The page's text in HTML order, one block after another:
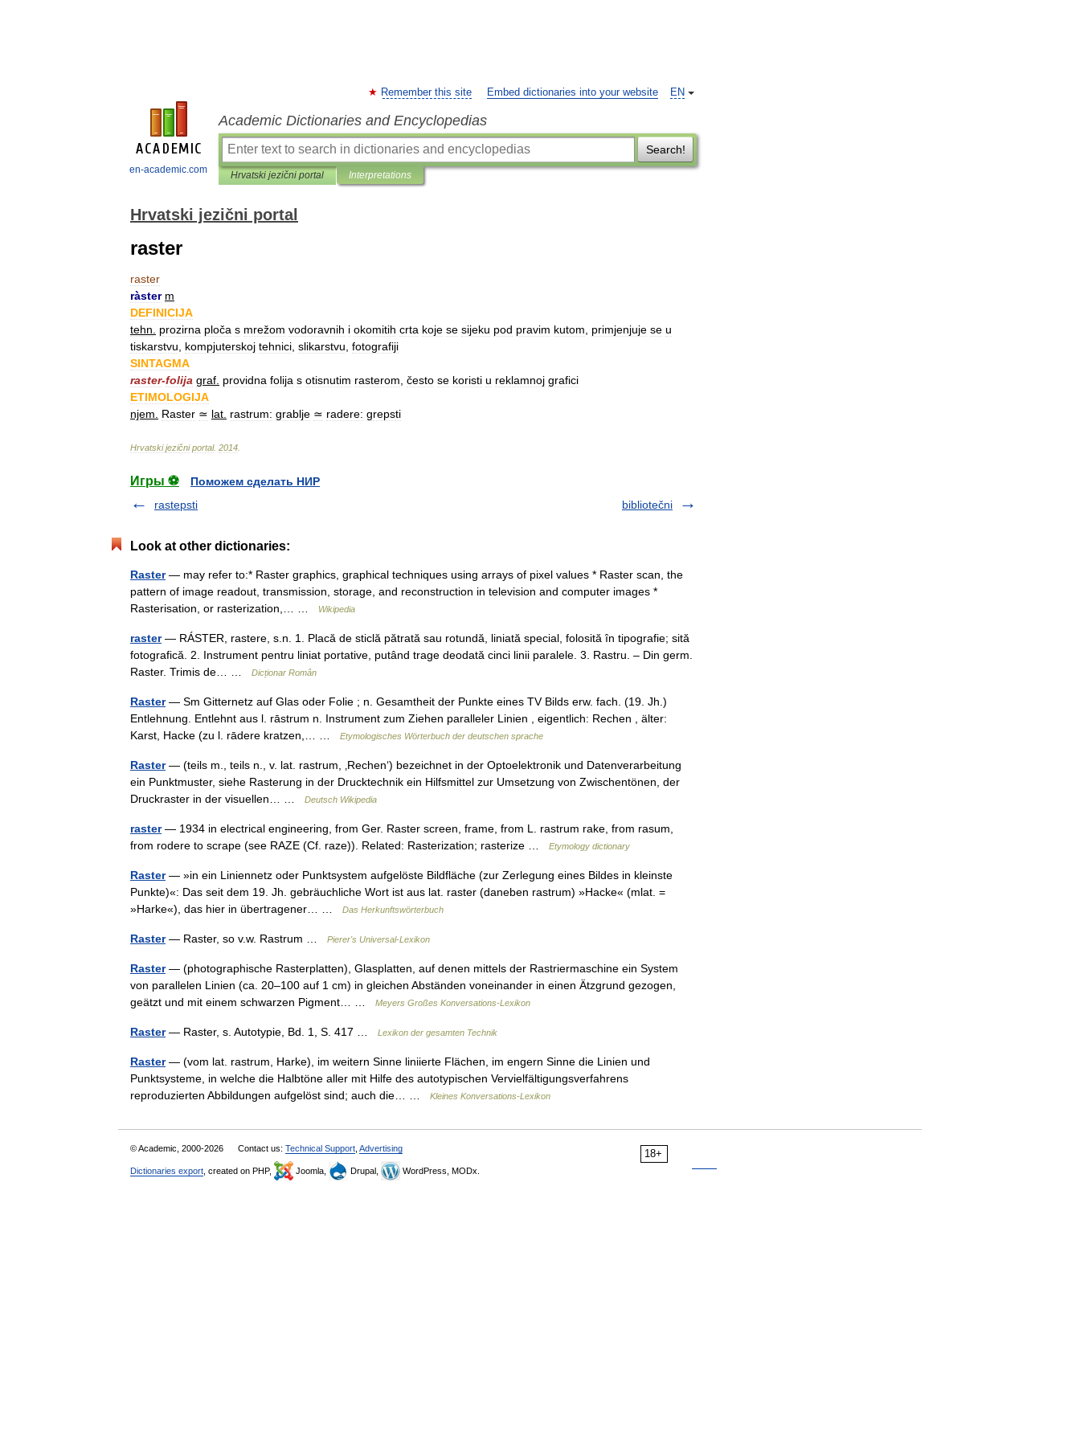
en-academic.com
EN
Remember this site Embed dictionaries into your website
Academic Dictionaries and Encyclopedias
Search!
Hrvatski jezični portal Interpretations
Hrvatski jezični portal
raster
raster
ràster m
DEFINICIJA
tehn
prozirna ploča s mrežom vodoravnih i okomitih crta koje se sijeku pod pravim kutom primjenjuje se u
tiskarstvu
kompjuterskoj tehnici slikarstvu fotografiji
SINTAGMA
raster-folija graf providna folija s otisnutim rasterom često se koristi u reklamnoj grafici
ETIMOLOGIJA
njem
Raster ≃ lat rastrum: grablje ≃ radere: grepsti
Hrvatski jezični portal. 2014
Игры ⚽
Поможем сделать НИР
rastepsti
bibliotečni
Look at other dictionaries:
Raster— may refer to:* Raster graphics, graphical techniques using arrays of pixel values * Raster scan, the
pattern of image readout, transmission, storage, and reconstruction in television and computer images *
Rasterisation, or rasterization,… …
Wikipedia
raster— RÁSTER, rastere, s.n. 1. Placă de sticlă pătrată sau rotundă, liniată special, folosită în tipografie; sită
fotografică. 2. Instrument pentru liniat portative, putând trage deodată cinci linii paralele. 3. Rastru. – Din germ.
Raster. Trimis de… …
Dicționar Român
Raster— Sm Gitternetz auf Glas oder Folie ; n. Gesamtheit der Punkte eines TV Bilds erw. fach. (19. Jh.)
Entlehnung. Entlehnt aus l. rāstrum n. Instrument zum Ziehen paralleler Linien , eigentlich: Rechen , älter:
Karst, Hacke (zu l. rādere kratzen,… …
Etymologisches Wörterbuch der deutschen sprache
Raster— (teils m., teils n., v. lat. rastrum, ‚Rechen‘) bezeichnet in der Optoelektronik und Datenverarbeitung
ein Punktmuster, siehe Rasterung in der Drucktechnik ein Hilfsmittel zur Umsetzung von Zwischentönen, der
Druckraster in der visuellen… …
Deutsch Wikipedia
raster— 1934 in electrical engineering, from Ger. Raster screen, frame, from L. rastrum rake, from rasum,
from rodere to scrape (see RAZE (Cf. raze)). Related: Rasterization; rasterize …
Etymology dictionary
Raster— »in ein Liniennetz oder Punktsystem aufgelöste Bildfläche (zur Zerlegung eines Bildes in kleinste
Punkte)«: Das seit dem 19. Jh. gebräuchliche Wort ist aus lat. raster (daneben rastrum) »Hacke« (mlat. =
»Harke«), das hier in übertragener… …
Das Herkunftswörterbuch
Raster— Raster, so v.w. Rastrum … Pierer's Universal-Lexikon
Raster— (photographische Rasterplatten), Glasplatten, auf denen mittels der Rastriermaschine ein System
von parallelen Linien (ca. 20–100 auf 1 cm) in gleichen Abständen voneinander in einen Ätzgrund gezogen,
geätzt und mit einem schwarzen Pigment… …
Meyers Großes Konversations-Lexikon
Raster— Raster, s. Autotypie, Bd. 1, S. 417 … Lexikon der gesamten Technik
Raster— (vom lat. rastrum, Harke), im weitern Sinne liniierte Flächen, im engern Sinne die Linien und
Punktsysteme, in welche die Halbtöne aller mit Hilfe des autotypischen Vervielfältigungsverfahrens
reproduzierten Abbildungen aufgelöst sind; auch die… …
Kleines Konversations-Lexikon
18+
© Academic, 2000-2026 Contact us: Technical Support Advertising
Dictionaries export , created on PHP, Joomla, Drupal, WordPress, MODx.